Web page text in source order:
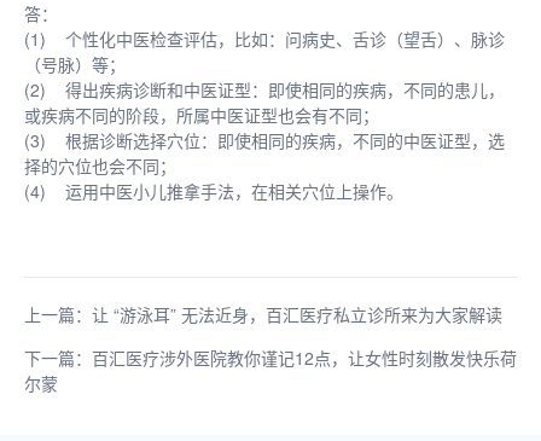
答：
(1) 个性化中医检查评估，比如：问病史、舌诊（望舌）、脉诊
（号脉）等；
(2) 得出疾病诊断和中医证型：即使相同的疾病，不同的患儿，
或疾病不同的阶段，所属中医证型也会有不同；
(3) 根据诊断选择穴位：即使相同的疾病，不同的中医证型，选
择的穴位也会不同；
(4) 运用中医小儿推拿手法，在相关穴位上操作。
上一篇：让 “游泳耳” 无法近身，百汇医疗私立诊所来为大家解读
下一篇：百汇医疗涉外医院教你谨记12点，让女性时刻散发快乐荷
尔蒙